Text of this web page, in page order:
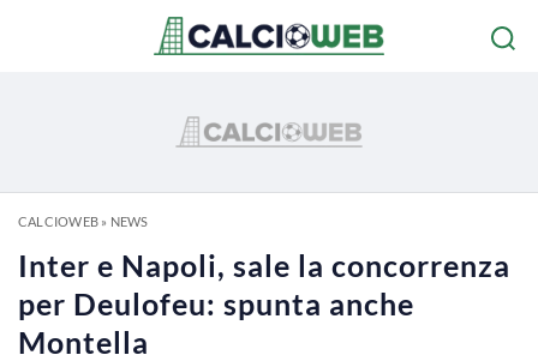
CALCIOWEB» NEWS
Inter e Napoli, sale la concorrenza
per Deulofeu: spunta anche
Montella